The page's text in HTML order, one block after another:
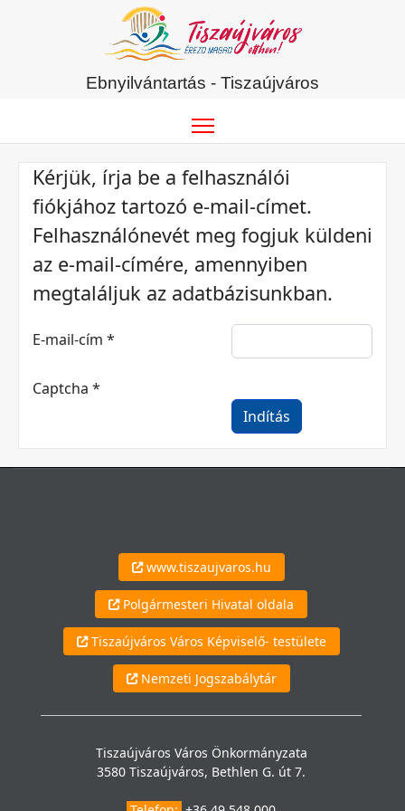
Ebnyilvántartás - Tiszaújváros
Kérjük, írja be a felhasználói
fiókjához tartozó e-mail-címet.
Felhasználónevét meg fogjuk küldeni
az e-mail-címére, amennyiben
megtaláljuk az adatbázisunkban.
E-mail-cím *
Captcha *
Indítás
www.tiszaujvaros.hu
Polgármesteri Hivatal oldala
Tiszaújváros Város Képviselő- testülete
Nemzeti Jogszabálytár
Tiszaújváros Város Önkormányzata
3580 Tiszaújváros, Bethlen G. út 7.